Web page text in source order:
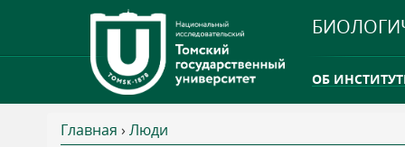
ОБ
Главная › Люди